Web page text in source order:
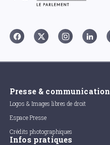
Presse & communication
Logos & Images libres de droit
Espace Presse
Crédits photographiques
Infos pratiques